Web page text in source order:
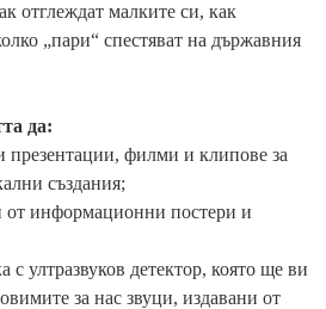
отглеждат малките си, как
„пари“ спестяват на държавния
да:
презентации, филми и клипове за
създания;
от информационни постери и
с ултразвуков детектор, която ще ви
за нас звуци, издавани от